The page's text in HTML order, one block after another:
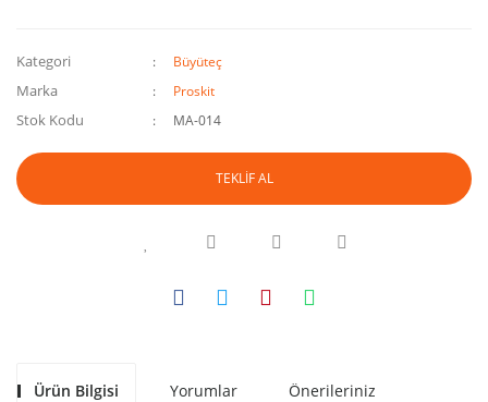
Kategori Büyüteç
Marka Proskit
Stok Kodu MA-014
TEKLİF AL
Ürün Bilgisi Yorumlar Önerileriniz